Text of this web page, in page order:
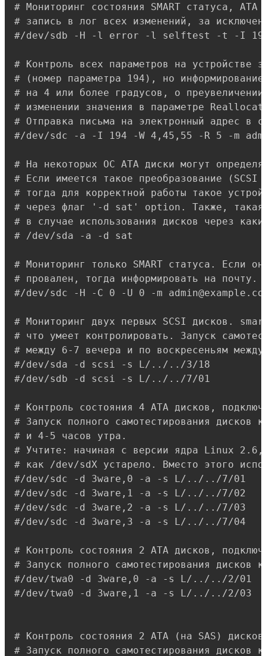
# Мониторинг состояния SMART статуса,
# запись в лог всех изменений, за
#/dev/sdb -H -l error -l selftest -t -I
# Контроль всех параметров на устройстве
# (номер параметра 194), но
# на 4 или более градусов, о
# изменении значения в параметре
# Отправка письма на электронный адрес в
#/dev/sdc -a -I 194 -W 4,45,55 -R 5 -m
# На некоторых ОС ATA диски могут
# Если имеется такое преобразование
# тогда для корректной работы такое
# через флаг '-d sat' option. Также, такая
# в случае использования дисков через
# /dev/sda -a -d sat
# Мониторинг только SMART статуса. Если
# провален, тогда информировать на почту.
#/dev/sdc -H -C 0 -U 0 -m
# Мониторинг двух первых SCSI дисков.
# что умеет контролировать. Запуск
# между 6-7 вечера и по воскресеньям
#/dev/sda -d scsi -s L/../../3/18
#/dev/sdb -d scsi -s L/../../7/01
# Контроль состояния 4 ATA дисков,
# Запуск полного самотестирования
# и 4-5 часов утра.
# Учтите: начиная с версии ядра Linux 2.6,
# как /dev/sdX устарело. Вместо этого
#/dev/sdc -d 3ware,0 -a -s L/../../7/01
#/dev/sdc -d 3ware,1 -a -s L/../../7/02
#/dev/sdc -d 3ware,2 -a -s L/../../7/03
#/dev/sdc -d 3ware,3 -a -s L/../../7/04
# Контроль состояния 2 ATA дисков,
# Запуск полного самотестирования
#/dev/twa0 -d 3ware,0 -a -s L/../../2/01
#/dev/twa0 -d 3ware,1 -a -s L/../../2/03
# Контроль состояния 2 ATA (на SAS)
# Запуск полного самотестирования